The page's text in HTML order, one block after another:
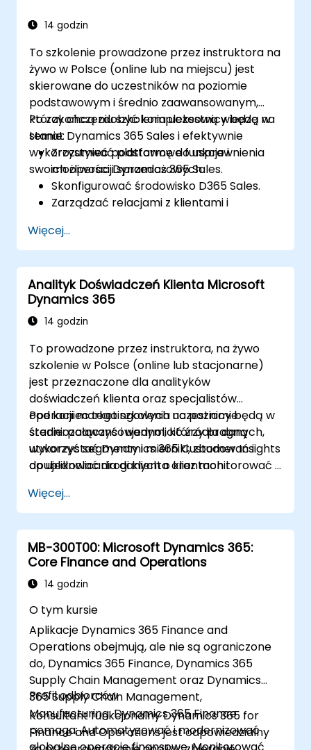
14 godzin
To szkolenie prowadzone przez instruktora na
żywo w Polsce (online lub na miejscu) jest
skierowane do uczestników na poziomie
podstawowym i średnio zaawansowanym,
którzy chcą zdobyć kompleksową wiedzę na
temat Dynamics 365 Sales i efektywnie
wykorzystywać platformę do usprawnienia
swoich operacji sprzedażowych.
Po zakończeniu szkolenia uczestnicy będą w
stanie:
Zrozumieć podstawowe funkcje i
możliwości Dynamics 365 Sales.
Skonfigurować środowisko D365 Sales.
Zarządzać relacjami z klientami i
Sales.
Wykorzystywać dane i analizy do
podejmowania decyzji sprzedażowych.
Integrować Dynamics 365 Sales z innymi
aplikacjami Microsoft.
Więcej...
Analityk Doświadczeń Klienta Microsoft
Dynamics 365
14 godzin
To prowadzone przez instruktora, na żywo
szkolenie w Polsce (online lub stacjonarne)
jest przeznaczone dla analityków
doświadczeń klienta oraz specjalistów
operacji marketingowych na poziomie
średniozaawansowanym, którzy pragną
wykorzystać Dynamics 365 Customer Insights
do ujednolicania danych o klientach i
regulacjami dróg klienta.
Pod koniec tego szkolenia uczestnicy będą w
stanie: połączyć i ujednolicić źródła danych,
utworzyć segmenty i mierniki, zbudować i
opublikować drogi klienta oraz monitorować i
Więcej...
MB-300T00: Microsoft Dynamics 365:
Core Finance and Operations
14 godzin
O tym kursie
Aplikacje Dynamics 365 Finance and
Operations obejmują, ale nie są ograniczone
do, Dynamics 365 Finance, Dynamics 365
Supply Chain Management oraz Dynamics
365 Supply Chain Management,
Manufacturing. Dynamics 365 Finance
pomaga: Automatyzować i modernizować
globalne operacje finansowe. Monitorować
Profil odbiorców
Konsultant funkcjonalny Dynamics 365 for
Finance and Operations jest odpowiedzialny